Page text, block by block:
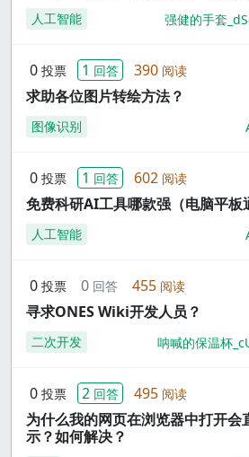
人工智能 强健的手套
0 投票 1 回答 390 阅读
求助各位图片转绘方法？
图像识别
0 投票 1 回答 602 阅读
免费科研AI工具哪款强（电脑平板
人工智能
0 投票 0 回答 455 阅读
寻求ONES Wiki开发人员？
二次开发 呐喊的保温杯
0 投票 2 回答 495 阅读
为什么我的网页在浏览器中打开会
示？如何解决？